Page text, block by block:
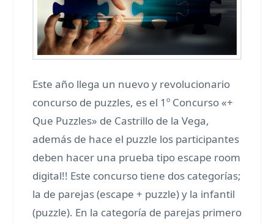
Este año llega un nuevo y revolucionario
concurso de puzzles, es el 1º Concurso «+
Que Puzzles» de Castrillo de la Vega,
además de hace el puzzle los participantes
deben hacer una prueba tipo escape room
digital!! Este concurso tiene dos categorías;
la de parejas (escape + puzzle) y la infantil
(puzzle). En la categoría de parejas primero